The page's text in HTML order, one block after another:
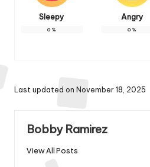
Sleepy
0%
Angry
0%
Last updated on November 18, 2025
Bobby Ramirez
View All Posts